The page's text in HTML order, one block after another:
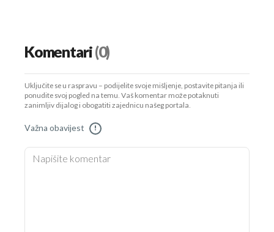
Komentari(0)
Uključite se u raspravu – podijelite svoje mišljenje, postavite pitanja ili
ponudite svoj pogled na temu. Vaš komentar može potaknuti
zanimljiv dijalog i obogatiti zajednicu našeg portala.
Važna obavijest !